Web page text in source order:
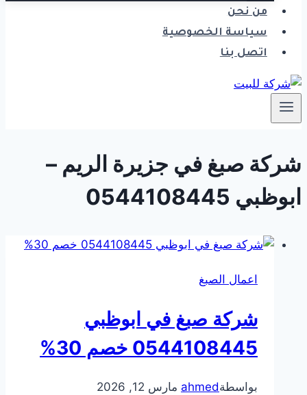
من نحن
سياسة الخصوصية
اتصل بنا
شركة صبغ في جزيرة الريم –
ابوظبي 0544108445
اعمال الصبغ
شركة صبغ في ابوظبي
0544108445 خصم 30%
بواسطةahmed مارس 12, 2026